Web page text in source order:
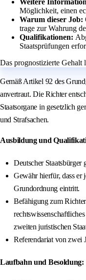
Weitere
Möglichkeit, einen
Warum dieser Job:
trage zur Wahrung
Qualifikationen:
Staatsprüfungen
Das prognostizierte Gehalt
Gemäß Artikel 92 des
anvertraut. Die Richter
Staatsorgane in gesetzlich
und Strafsachen.
Ausbildung und
Deutscher Staatsbürger
Gewähr hierfür, dass er
Grundordnung eintritt.
Befähigung zum
zweiten juristischen
Referendariat von zwei
Laufbahn und Besoldung: